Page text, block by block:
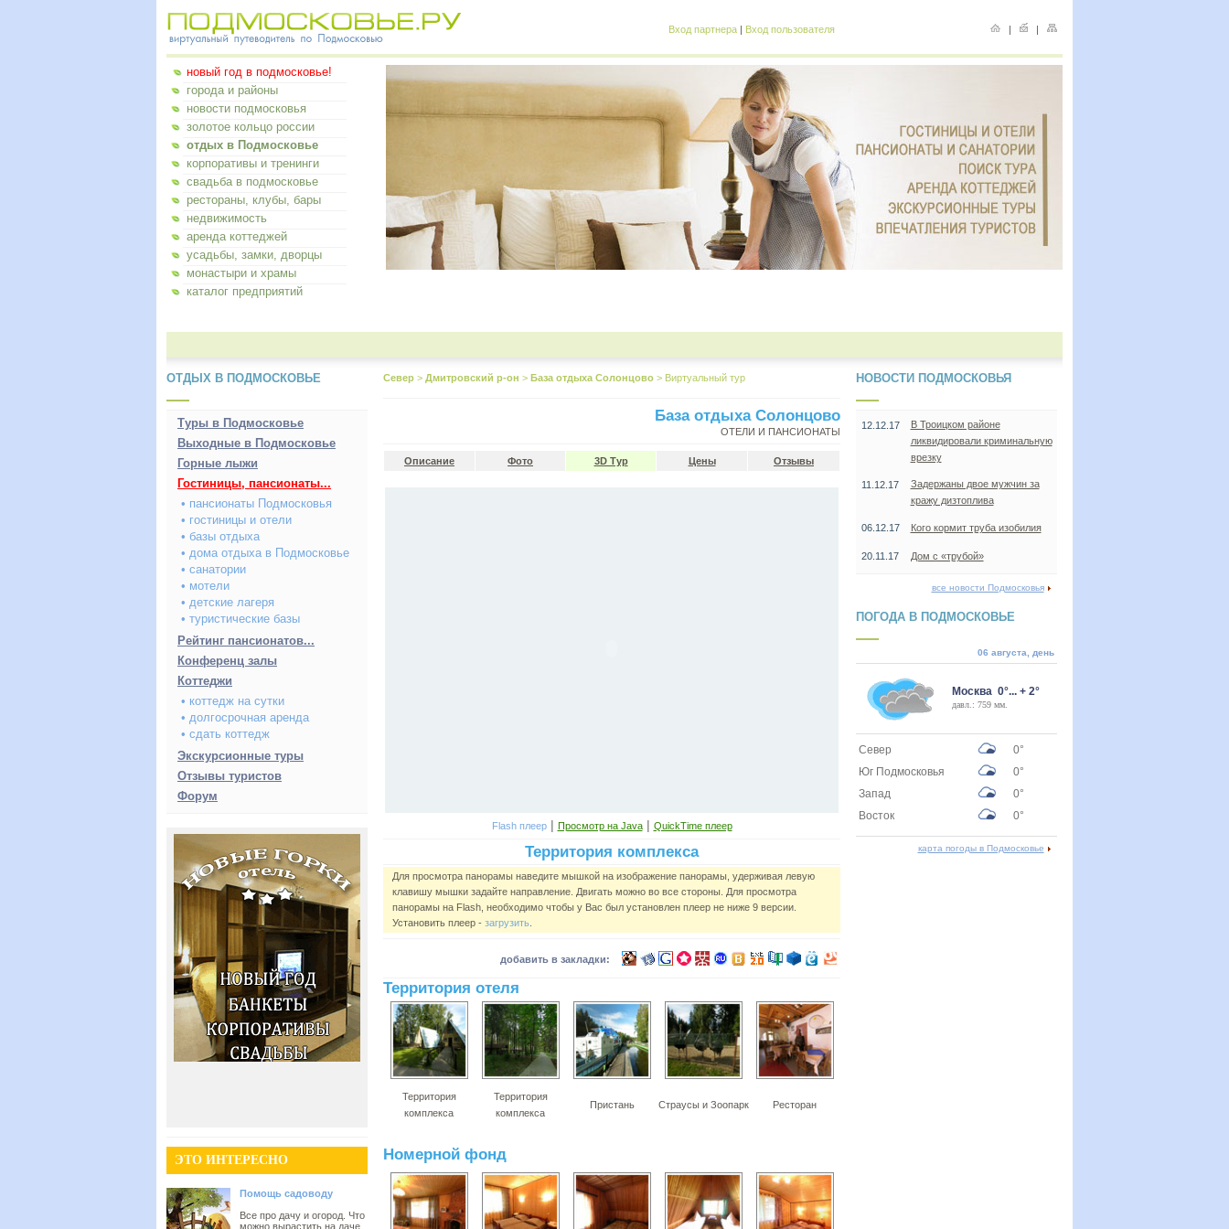
Вход партнера | Вход пользователя | |
новый год в подмосковье!
города и районы
новости подмосковья
золотое кольцо россии
отдых в Подмосковье
корпоративы и тренинги
свадьба в подмосковье
рестораны, клубы, бары
недвижимость
аренда коттеджей
усадьбы, замки, дворцы
монастыри и храмы
каталог предприятий
ОТДЫХ В ПОДМОСКОВЬЕ
Туры в Подмосковье
Выходные в Подмосковье
Горные лыжи
Гостиницы, пансионаты...
• пансионаты Подмосковья
• гостиницы и отели
• базы отдыха
• дома отдыха в Подмосковье
• санатории
• мотели
• детские лагеря
• туристические базы
Рейтинг пансионатов...
Конференц залы
Коттеджи
• коттедж на сутки
• долгосрочная аренда
• сдать коттедж
Экскурсионные туры
Отзывы туристов
Форум
ЭТО ИНТЕРЕСНО
Помощь садоводу
Все про дачу и огород. Что
можно вырастить на даче
Север > Дмитровский р-он > База отдыха Солонцово > Виртуальный тур
База отдыха Солонцово
ОТЕЛИ И ПАНСИОНАТЫ
Описание Фото 3D Тур Цены Отзывы
Flash плеер| Просмотр на Java| QuickTime плеер
Территория комплекса
Для просмотра панорамы наведите мышкой на изображение панорамы, удерживая левую
клавишу мышки задайте направление. Двигать можно во все стороны. Для просмотра
панорамы на Flash, необходимо чтобы у Вас был установлен плеер не ниже 9 версии.
Установить плеер - загрузить
добавить в закладки:
Территория отеля
Территория
комплекса
Территория
комплекса
Пристань Страусы и Зоопарк Ресторан
Номерной фонд
НОВОСТИ ПОДМОСКОВЬЯ
12.12.17
В Троицком районе
ликвидировали криминальную
врезку
11.12.17
Задержаны двое мужчин за
кражу дизтоплива
06.12.17 Кого кормит труба изобилия
20.11.17 Дом с «трубой»
все новости Подмосковья
ПОГОДА В ПОДМОСКОВЬЕ
06 августа, день
Москва 0°... + 2°
давл.: 759 мм.
Север
0°
Юг Подмосковья
0°
Запад
0°
Восток
0°
карта погоды в Подмосковье